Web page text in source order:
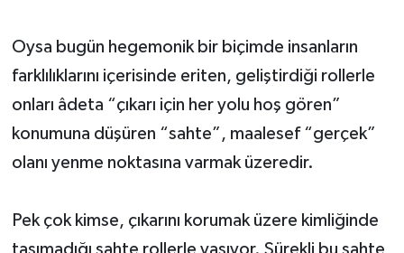
Oysa bugün hegemonik bir biçimde insanların
farklılıklarını içerisinde eriten, geliştirdiği rollerle
onları âdeta “çıkarı için her yolu hoş gören”
konumuna düşüren “sahte”, maalesef “gerçek”
olanı yenme noktasına varmak üzeredir.
Pek çok kimse, çıkarını korumak üzere kimliğinde